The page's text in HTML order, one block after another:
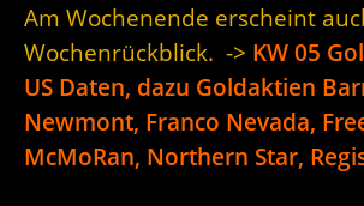
Am Wochenende erscheint
Wochenrückblick. -> KW 05
US Daten, dazu Goldaktien
Newmont, Franco Nevada,
McMoRan, Northern Star,